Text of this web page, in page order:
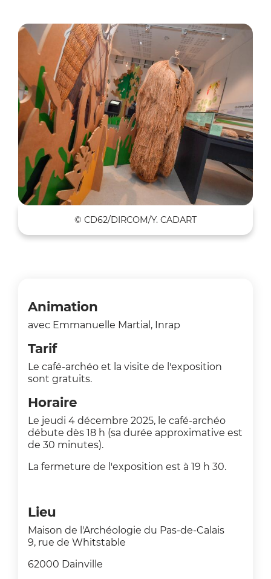
© CD62/DIRCOM/Y. CADART
Animation
avec Emmanuelle Martial, Inrap
Tarif
Le café-archéo et la visite de l'exposition
sont gratuits.
Horaire
Le jeudi 4 décembre 2025, le café-archéo
débute dès 18 h (sa durée approximative est
de 30 minutes).
La fermeture de l'exposition est à 19 h 30.
Lieu
Maison de l'Archéologie du Pas-de-Calais
9, rue de Whitstable
62000 Dainville